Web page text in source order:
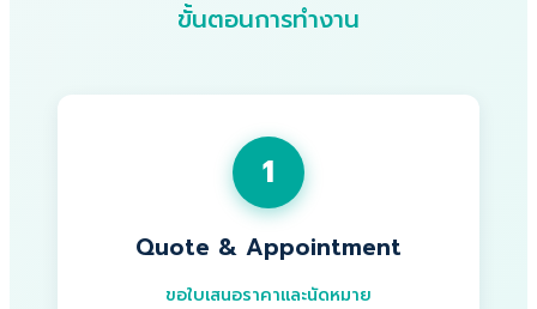
ขั้นตอนการทำงาน
1
Quote & Appointment
ขอใบเสนอราคาและนัดหมาย